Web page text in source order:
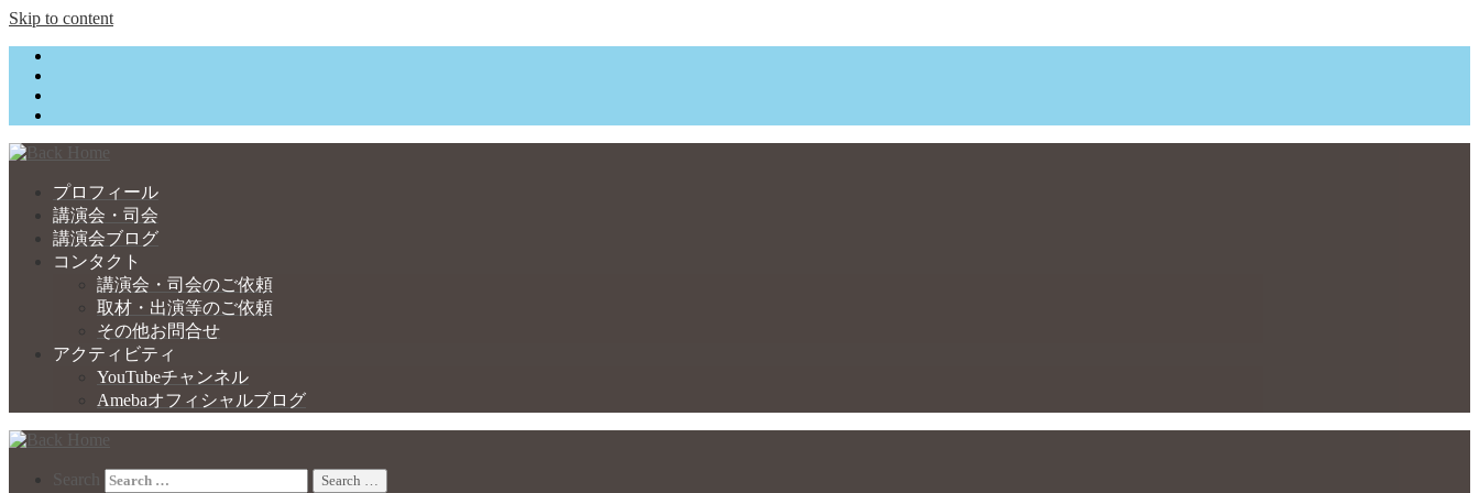
Skip to content
プロフィール
講演会・司会
講演会ブログ
コンタクト
講演会・司会のご依頼
取材・出演等のご依頼
その他お問合せ
アクティビティ
YouTubeチャンネル
Amebaオフィシャルブログ
Search Search …